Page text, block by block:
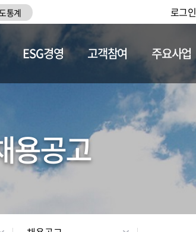
통계 로그인
채용정보
ESG경영 고객참여 주요사업
용공고